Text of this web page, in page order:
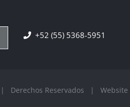
+52 (55) 5368-5951
| Derechos Reservados | Website